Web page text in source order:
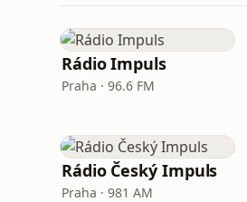
Rádio Impuls
Praha · 96.6 FM
Rádio Český Impuls
Praha · 981 AM